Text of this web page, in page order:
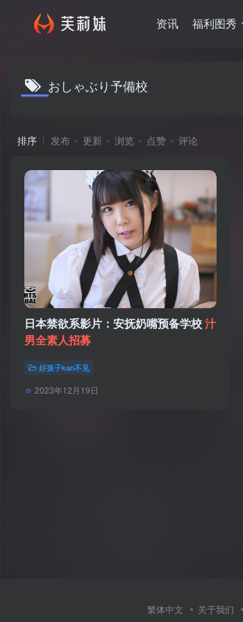
资讯 福利图秀
おしゃぶり予備校
排序 发布 更新 浏览 点赞 评论
日本禁欲系影片：安抚奶嘴预备学校汁
男全素人招募
好孩子kan不见
2023年12月19日
繁体中文 关于我们